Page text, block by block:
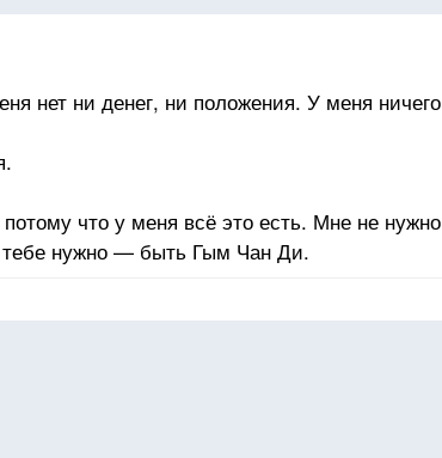
нет ни денег, ни положения. У меня ничего
что у меня всё это есть. Мне не нужно
нужно — быть Гым Чан Ди.